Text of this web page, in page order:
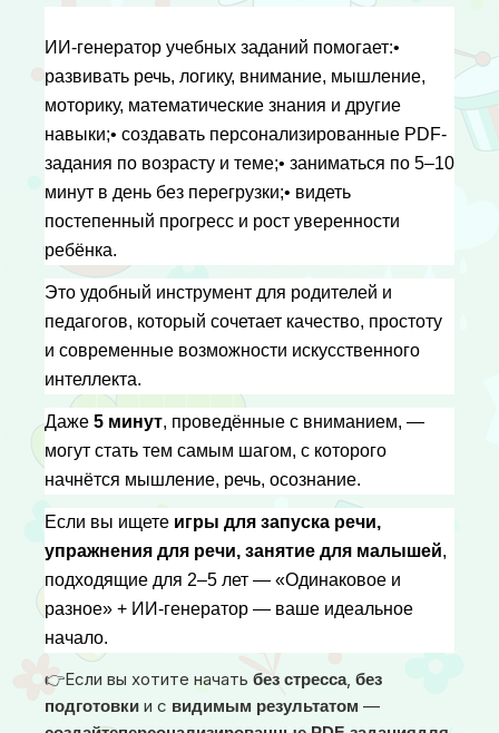
ИИ-генератор учебных заданий помогает:•
развивать речь, логику, внимание, мышление,
моторику, математические знания и другие
навыки;• создавать персонализированные PDF-
задания по возрасту и теме;• заниматься по 5–10
минут в день без перегрузки;• видеть
постепенный прогресс и рост уверенности
ребёнка.
Это удобный инструмент для родителей и
педагогов, который сочетает качество, простоту
и современные возможности искусственного
интеллекта.
Даже 5 минут, проведённые с вниманием, —
могут стать тем самым шагом, с которого
начнётся мышление, речь, осознание.
Если вы ищете игры для запуска речи,
упражнения для речи, занятие для малышей,
подходящие для 2–5 лет — «Одинаковое и
разное» + ИИ-генератор — ваше идеальное
начало.
👉Если вы хотите начать без стресса, без
подготовки и с видимым результатом —